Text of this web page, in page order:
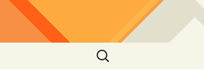
Sök
efter: